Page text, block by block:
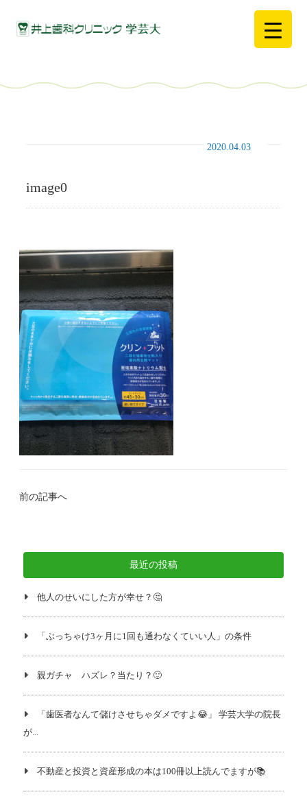
2020.04.03
image0
前の記事へ
最近の投稿
他人のせいにした方が幸せ？🤔
「ぶっちゃけ3ヶ月に1回も通わなくていい人」の条件
親ガチャ ハズレ？当たり？🙂
「歯医者なんて儲けさせちゃダメですよ😂」 学芸大学の院長
が...
不動産と投資と資産形成の本は100冊以上読んでますが📚️